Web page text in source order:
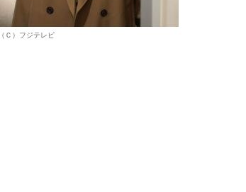
（Ｃ）フジテレビ